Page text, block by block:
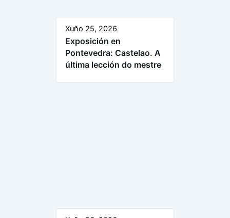
Xuño 25, 2026
Exposición en
Pontevedra: Castelao. A
última lección do mestre